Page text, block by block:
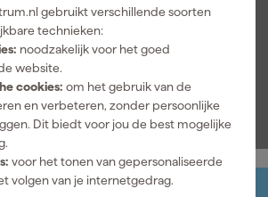
gebruikt verschillende soorten
technieken:
noodzakelijk voor het goed
website.
cookies: om het gebruik van de
en verbeteren, zonder persoonlijke
Dit biedt voor jou de best mogelijke
voor het tonen van gepersonaliseerde
volgen van je internetgedrag.
423191